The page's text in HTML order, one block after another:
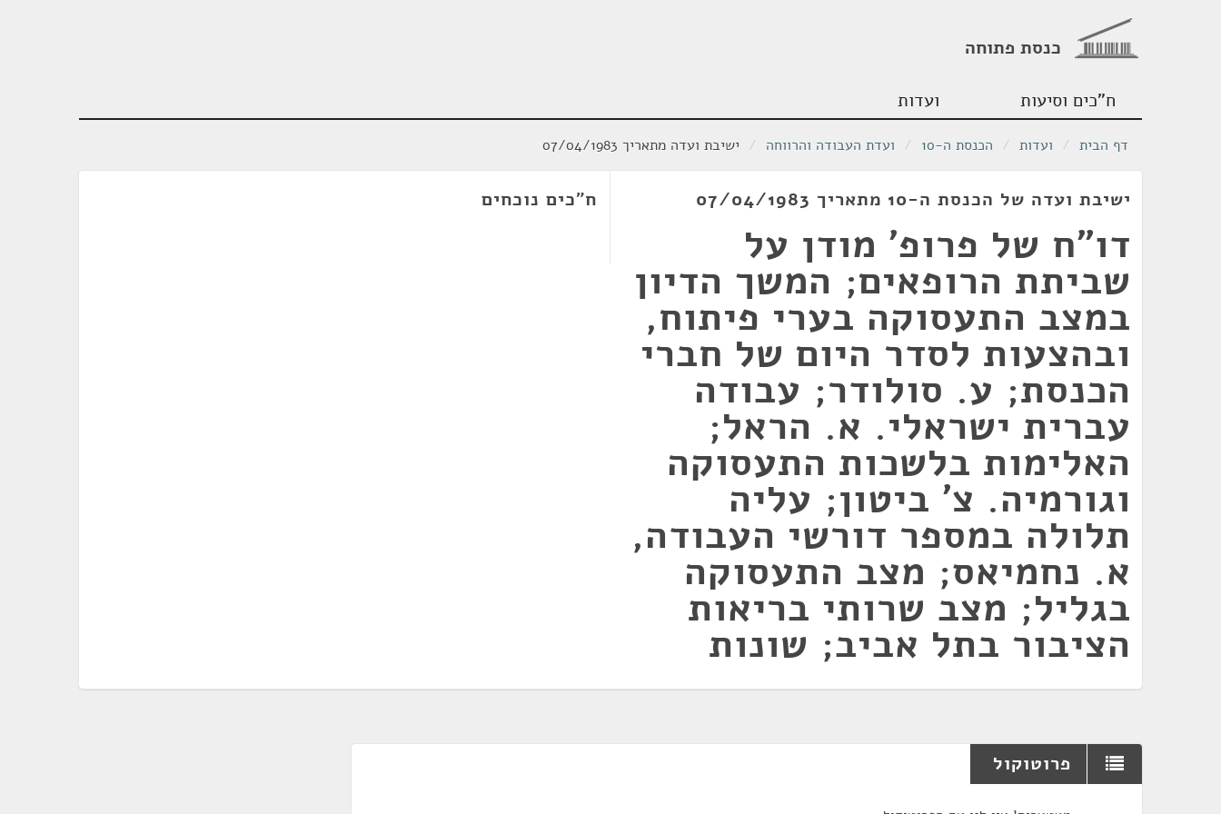
כנסת פתוחה
ח"כים וסיעות ועדות
דף הבית / ועדות / הכנסת ה-10 / ועדת העבודה והרווחה / ישיבת ועדה מתאריך 07/04/1983
ישיבת ועדה של הכנסת ה-10 מתאריך 07/04/1983
דו"ח של פרופ' מודן על
שביתת הרופאים; המשך הדיון
במצב התעסוקה בערי פיתוח,
ובהצעות לסדר היום של חברי
הכנסת; ע. סולודר; עבודה
עברית ישראלי. א. הראל;
האלימות בלשכות התעסוקה
וגורמיה. צ' ביטון; עליה
תלולה במספר דורשי העבודה,
א. נחמיאס; מצב התעסוקה
בגליל; מצב שרותי בריאות
הציבור בתל אביב; שונות
ח"כים נוכחים
פרוטוקול